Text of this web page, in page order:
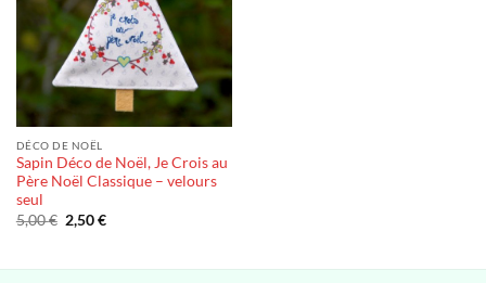
DÉCO DE NOËL
Sapin Déco de Noël, Je Crois au
Père Noël Classique – velours
seul
5,00€ Le
prix
2,50€Le